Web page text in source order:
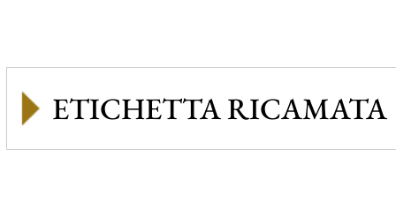
ETICHETTA RICAMATA